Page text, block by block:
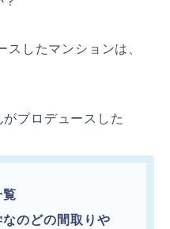
したマンションは、
プロデュースした
覧
のどの間取りや